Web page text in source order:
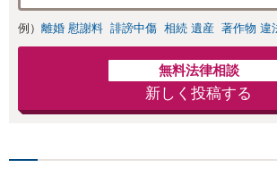
例） 離婚 慰謝料 誹謗中傷 相続 遺産 著作物 違
無料法律相談
新しく投稿する